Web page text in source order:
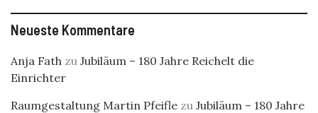
Neueste Kommentare
Anja Fath zu Jubiläum – 180 Jahre Reichelt die
Einrichter
Raumgestaltung Martin Pfeifle zu Jubiläum – 180 Jahre